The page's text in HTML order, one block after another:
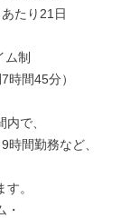
たり21日
ム制
時間45分）
で、
時間勤務など、
。
・